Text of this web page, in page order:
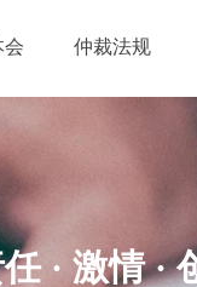
会 仲裁法规
· 激情·